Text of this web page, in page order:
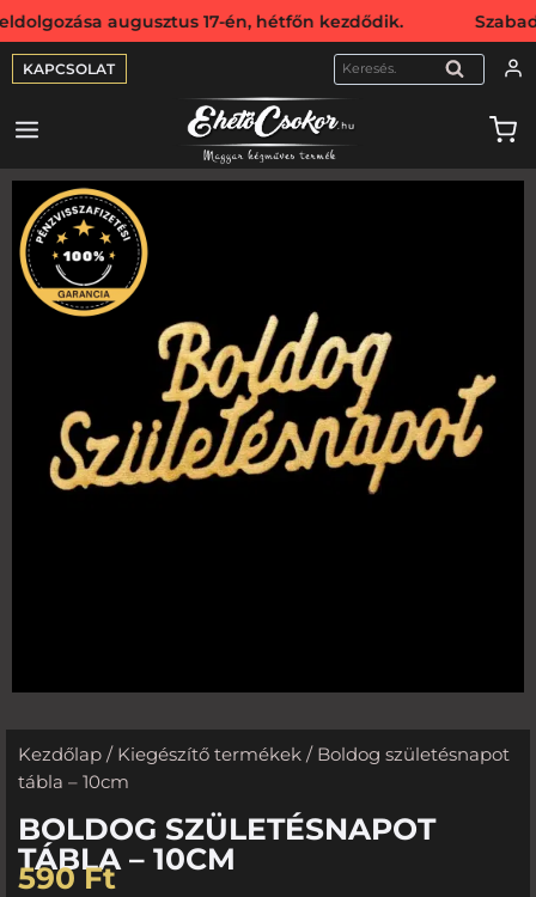
17-én, hétfőn kezdődik.
KAPCSOLAT KERESÉS
Kezdőlap / Kiegészítő termékek / Boldog születésnapot
tábla – 10cm
BOLDOG SZÜLETÉSNAPOT
TÁBLA – 10CM
590Ft